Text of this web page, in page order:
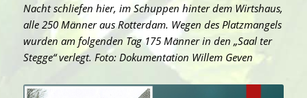
Nacht schliefen hier, im Schuppen hinter dem Wirtshaus,
alle 250 Männer aus Rotterdam. Wegen des Platzmangels
wurden am folgenden Tag 175 Männer in den „Saal ter
Stegge“ verlegt. Foto: Dokumentation Willem Geven